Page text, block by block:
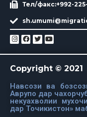
Тел/факс:+992-
Copyright © 2021
Навсози ва
Аврупо дар
некуахволии
дар Точикистон»